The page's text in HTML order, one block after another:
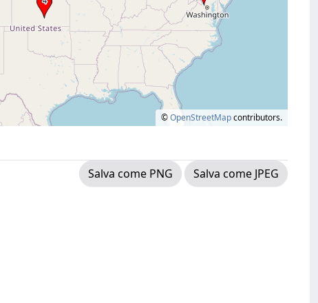
©OpenStreetMapcontributors.
Salva come PNG
Salva come JPEG